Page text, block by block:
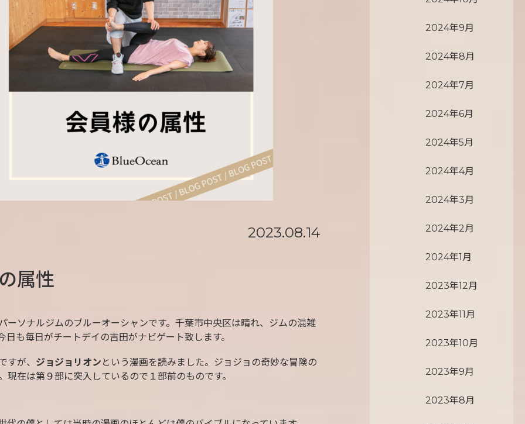
2023.08.14
属性
ーソナルジムのブルーオーシャンです。千葉市中央区は晴れ、ジムの混雑
日も毎日がチートデイの吉田がナビゲート致します。
すが、 ジョジョリオン という漫画を読みました。ジョジョの奇妙な冒険の
現在は第９部に突入しているので１部前のものです。
2024年9月
2024年8月
2024年7月
2024年6月
2024年5月
2024年4月
2024年3月
2024年2月
2024年1月
2023年12月
2023年11月
2023年10月
2023年9月
2023年8月